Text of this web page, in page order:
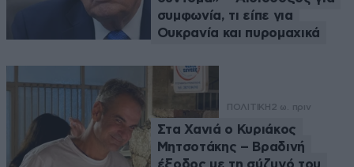
συμφωνία, τι είπε για
Ουκρανία και πυρομαχικά
ΠΟΛΙΤΙΚΗ 2 ω. πριν
Στα Χανιά ο Κυριάκος
Μητσοτάκης – Βραδινή
έξοδος με τη σύζυγό του